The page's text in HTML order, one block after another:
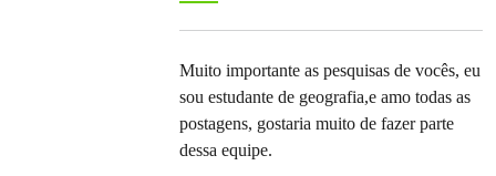
Muito importante as pesquisas de vocês, eu
sou estudante de geografia,e amo todas as
postagens, gostaria muito de fazer parte
dessa equipe.